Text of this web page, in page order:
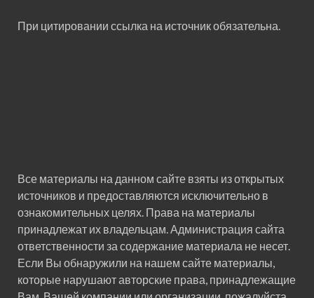
При цитировании ссылка на источник обязательна.
Все материалы на данном сайте взяты из открытых
источников и предоставляются исключительно в
ознакомительных целях. Права на материалы
принадлежат их владельцам. Администрация сайта
ответственности за содержание материала не несет.
Если Вы обнаружили на нашем сайте материалы,
которые нарушают авторские права, принадлежащие